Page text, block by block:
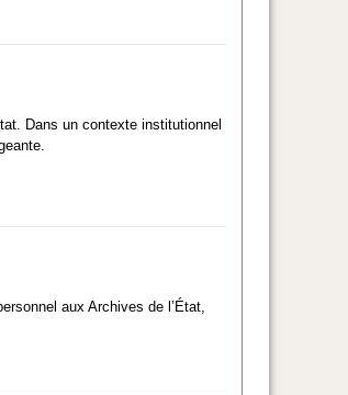
Dans un contexte institutionnel
aux Archives de l’État,